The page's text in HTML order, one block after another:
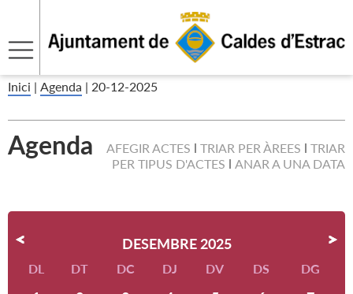
Inici | Agenda | 20-12-2025
Agenda AFEGIR ACTES TRIAR PER ÀREES
TRIAR
PER TIPUS D'ACTES
ANAR A UNA DATA
DESEMBRE 2025
DL DT DC DJ DV DS DG